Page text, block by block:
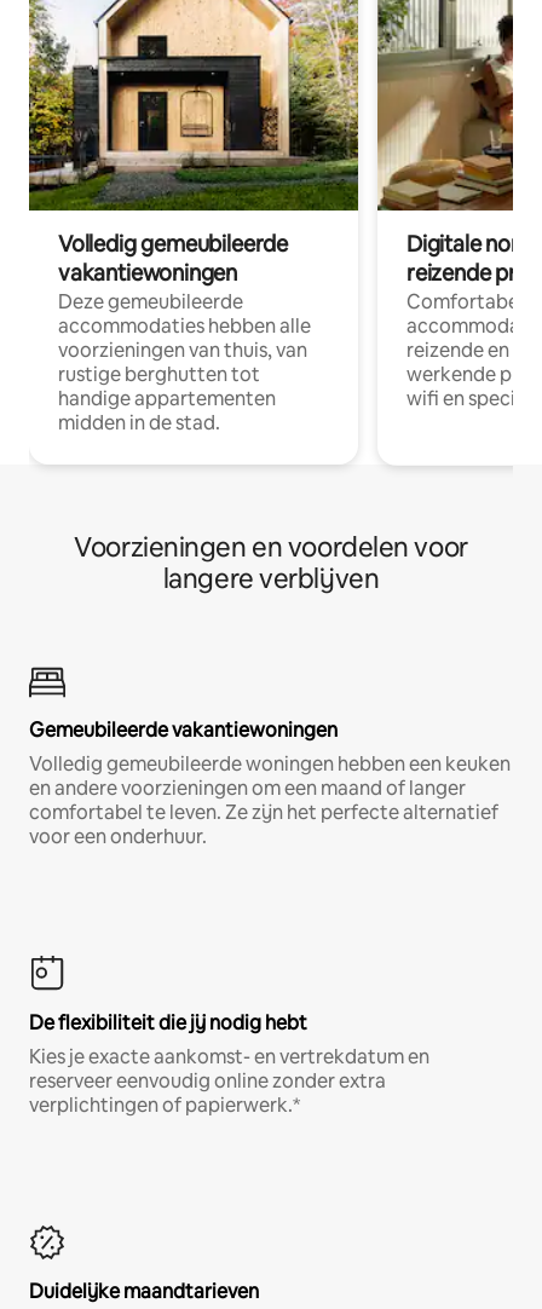
Volledig gemeubileerde
vakantiewoningen
Deze gemeubileerde
accommodaties hebben alle
voorzieningen van thuis, van
rustige berghutten tot
handige appartementen
midden in de stad.
Digitale
reizende
Comfortabele
reizende en
werkende
wifi en
Voorzieningen en voordelen voor
langere verblijven
Gemeubileerde vakantiewoningen
Volledig gemeubileerde woningen hebben een keuken
en andere voorzieningen om een maand of langer
comfortabel te leven. Ze zijn het perfecte alternatief
voor een onderhuur.
De flexibiliteit die jij nodig hebt
Kies je exacte aankomst- en vertrekdatum en
reserveer eenvoudig online zonder extra
verplichtingen of papierwerk.*
Duidelijke maandtarieven